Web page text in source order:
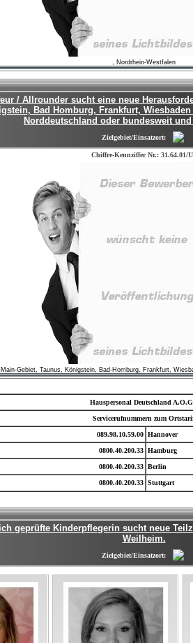
, Nordrhein-Westfalen
/ Allrounder sucht eine neue
Bad Homburg, Frankfurt,
Norddeutschland oder bundesweit
Zielgebiet/Einsatzort:
Chiffre-Kennziffer Nr.: 31.64.01/
Gebiet, Taunus, Königstein, Bad-Homburg, Frankfurt,
Hauspersonal Deutschland
Servicerufnummern zum
089.98.10.59.00 Hannover
0800.40.200.33 Hamburg
0800.40.200.33 Berlin
0800.40.200.33 Stuttgart
geprüfte Kinderpflegerin sucht neue
Weilheim.
Zielgebiet/Einsatzort: